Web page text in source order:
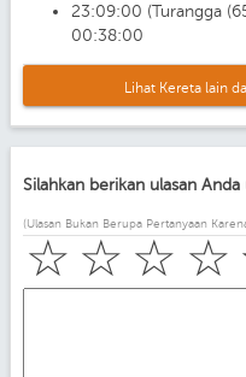
23:09:00 (Turangga
00:38:00
Lihat Kereta lain
Silahkan berikan ulasan
(Ulasan Bukan Berupa Pertanyaan
☆
☆
☆
☆